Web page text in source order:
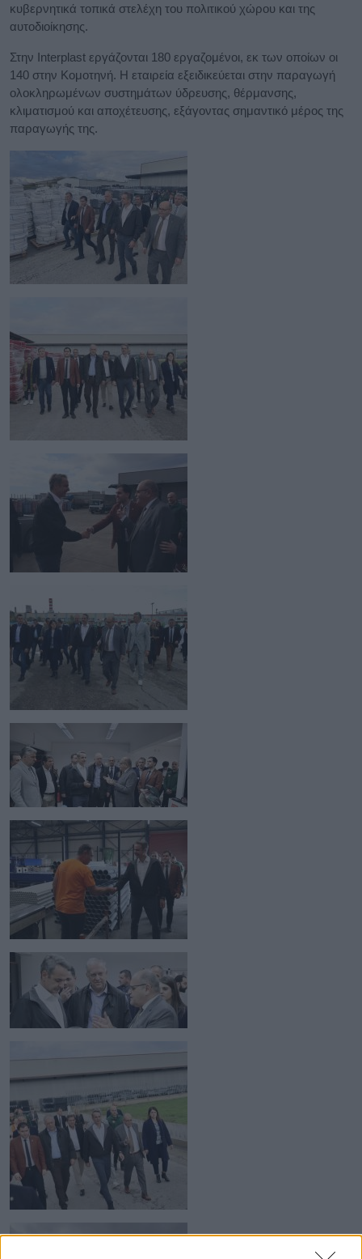
κυβερνητικά τοπικά στελέχη του πολιτικού χώρου και της
αυτοδιοίκησης.
Στην Interplast εργάζονται 180 εργαζομένοι, εκ των οποίων οι
140 στην Κομοτηνή. Η εταιρεία εξειδικεύεται στην παραγωγή
ολοκληρωμένων συστημάτων ύδρευσης, θέρμανσης,
κλιματισμού και αποχέτευσης, εξάγοντας σημαντικό μέρος της
παραγωγής της.